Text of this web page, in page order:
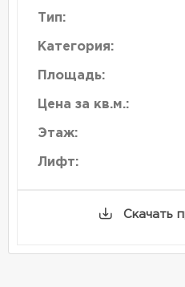
Тип:
Категория:
Площадь:
Цена за кв.м.:
Этаж:
Лифт:
Скачать